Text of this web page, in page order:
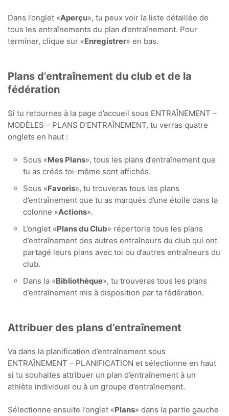
Dans l’onglet «Aperçu», tu peux voir la liste détaillée de
tous les entraînements du plan d’entraînement. Pour
terminer, clique sur «Enregistrer» en bas.
Plans d’entraînement du club et de la
fédération
Si tu retournes à la page d’accueil sous ENTRAÎNEMENT –
MODÈLES – PLANS D’ENTRAÎNEMENT, tu verras quatre
onglets en haut :
Sous «Mes Plans», tous les plans d’entraînement que
tu as créés toi-même sont affichés.
Sous «Favoris», tu trouveras tous les plans
d’entraînement que tu as marqués d’une étoile dans la
colonne «Actions».
L’onglet «Plans du Club» répertorie tous les plans
d’entraînement des autres entraîneurs du club qui ont
partagé leurs plans avec toi ou d’autres entraîneurs du
club.
Dans la «Bibliothèque», tu trouveras tous les plans
d’entraînement mis à disposition par ta fédération.
Attribuer des plans d’entraînement
Va dans la planification d’entraînement sous
ENTRAÎNEMENT – PLANIFICATION et sélectionne en haut
si tu souhaites attribuer un plan d’entraînement à un
athlète individuel ou à un groupe d’entraînement.
Sélectionne ensuite l’onglet «Plans» dans la partie gauche